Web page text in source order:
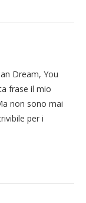
Dream, You
frase il mio
non sono mai
per i